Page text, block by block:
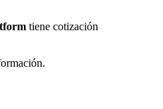
tiene cotización